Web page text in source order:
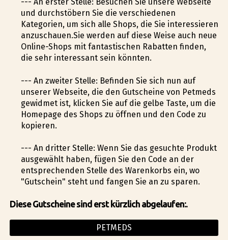
und durchstöbern Sie die verschiedenen
Kategorien, um sich alle Shops, die Sie interessieren
anzuschauen.Sie werden auf diese Weise auch neue
Online-Shops mit fantastischen Rabatten finden,
die sehr interessant sein könnten.
--- An zweiter Stelle: Befinden Sie sich nun auf
unserer Webseite, die den Gutscheine von Petmeds
gewidmet ist, klicken Sie auf die gelbe Taste, um die
Homepage des Shops zu öffnen und den Code zu
kopieren.
--- An dritter Stelle: Wenn Sie das gesuchte Produkt
ausgewählt haben, fügen Sie den Code an der
entsprechenden Stelle des Warenkorbs ein, wo
"Gutschein" steht und fangen Sie an zu sparen.
Diese Gutscheine sind erst kürzlich abgelaufen:.
PETMEDS